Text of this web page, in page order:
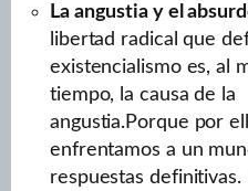
La angustia y el
libertad radical que
existencialismo es, al
tiempo, la causa de la
angustia.Porque por
enfrentamos a un
respuestas definitivas.